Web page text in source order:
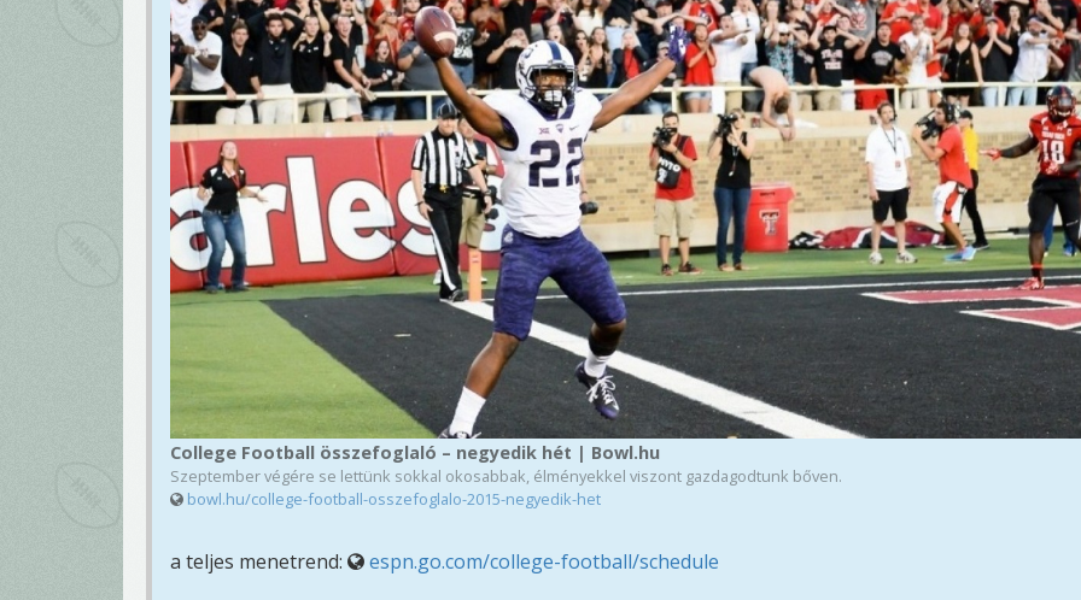
College Football összefoglaló – negyedik hét | Bowl.hu
Szeptember végére se lettünk sokkal okosabbak, élményekkel viszont gazdagodtunk bőven.
bowl.hu/college-football-osszefoglalo-2015-negyedik-het
a teljes menetrend:
espn.go.com/college-football/schedule